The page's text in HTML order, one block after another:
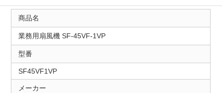
商品名
業務用扇風機 SF-45VF-1VP
型番
SF45VF1VP
メーカー